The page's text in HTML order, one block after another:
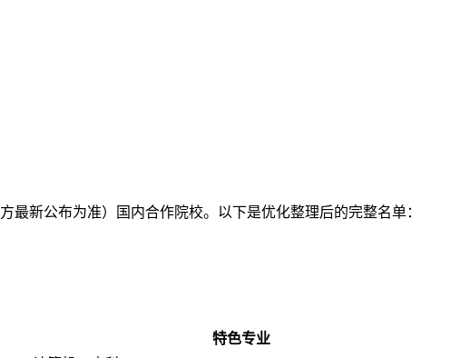
最新公布为准）国内合作院校。以下是优化整理后的完整名单：
特色专业